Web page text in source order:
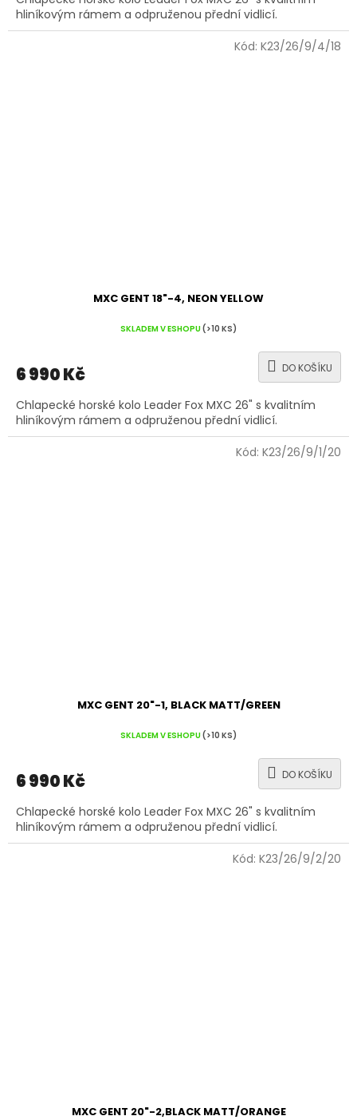
hliníkovým rámem a odpruženou přední vidlicí.
MXC GENT 18"-4, NEON YELLOW
SKLADEM V ESHOPU(>10 KS)
6 990 Kč DO KOŠÍKU
Chlapecké horské kolo Leader Fox MXC 26" s kvalitním
hliníkovým rámem a odpruženou přední vidlicí.
Kód: K23/26/9/4/18
MXC GENT 20"-1, BLACK MATT/GREEN
SKLADEM V ESHOPU(>10 KS)
6 990 Kč DO KOŠÍKU
Chlapecké horské kolo Leader Fox MXC 26" s kvalitním
hliníkovým rámem a odpruženou přední vidlicí.
Kód: K23/26/9/1/20
MXC GENT 20"-2,BLACK MATT/ORANGE
Kód: K23/26/9/2/20